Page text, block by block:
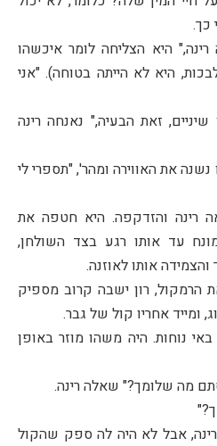
כך.
היא הצליחה לומר איכשהו
היא לא הייתה בטוחה). "אני
שיניים, זאת הבעיה," נאנחה רינה
את האווירה ומהר', "תספרי לי
רינה והזדקפה. היא חטפה את
עד אותו רגע בצד השולחן,
אותו לאוזנה.
הרמקול, רון ישבה קרוב מספיק
ומייד אחריו קול של גבר.
נוחות. היה משהו מוזר באופן
מה שלומך?" שאלה רינה.
אבל לא היה לה ספק שהקול